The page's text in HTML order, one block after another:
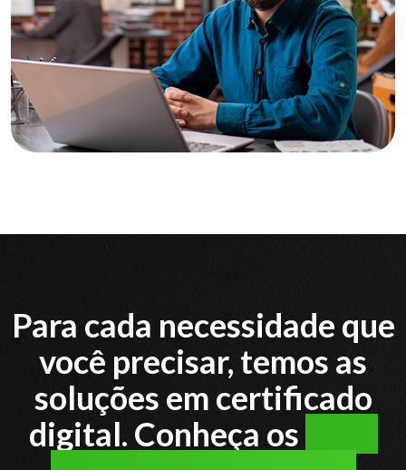
Para cada necessidade que
você precisar, temos as
soluções em certificado
digital. Conheça os